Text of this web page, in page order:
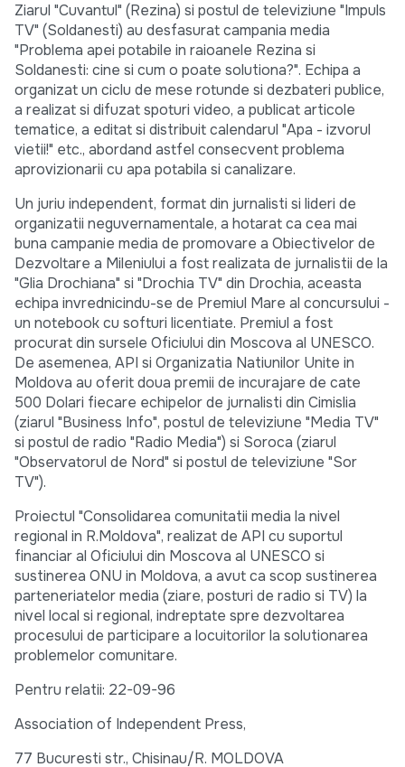
Ziarul "Cuvantul" (Rezina) si postul de televiziune "Impuls
TV" (Soldanesti) au desfasurat campania media
"Problema apei potabile in raioanele Rezina si
Soldanesti: cine si cum o poate solutiona?". Echipa a
organizat un ciclu de mese rotunde si dezbateri publice,
a realizat si difuzat spoturi video, a publicat articole
tematice, a editat si distribuit calendarul "Apa - izvorul
vietii!" etc., abordand astfel consecvent problema
aprovizionarii cu apa potabila si canalizare.
Un juriu independent, format din jurnalisti si lideri de
organizatii neguvernamentale, a hotarat ca cea mai
buna campanie media de promovare a Obiectivelor de
Dezvoltare a Mileniului a fost realizata de jurnalistii de la
"Glia Drochiana" si "Drochia TV" din Drochia, aceasta
echipa invrednicindu-se de Premiul Mare al concursului -
un notebook cu softuri licentiate. Premiul a fost
procurat din sursele Oficiului din Moscova al UNESCO.
De asemenea, API si Organizatia Natiunilor Unite in
Moldova au oferit doua premii de incurajare de cate
500 Dolari fiecare echipelor de jurnalisti din Cimislia
(ziarul "Business Info", postul de televiziune "Media TV"
si postul de radio "Radio Media") si Soroca (ziarul
"Observatorul de Nord" si postul de televiziune "Sor
TV").
Proiectul "Consolidarea comunitatii media la nivel
regional in R.Moldova", realizat de API cu suportul
financiar al Oficiului din Moscova al UNESCO si
sustinerea ONU in Moldova, a avut ca scop sustinerea
parteneriatelor media (ziare, posturi de radio si TV) la
nivel local si regional, indreptate spre dezvoltarea
procesului de participare a locuitorilor la solutionarea
problemelor comunitare.
Pentru relatii: 22-09-96
Association of Independent Press,
77 Bucuresti str., Chisinau/R. MOLDOVA